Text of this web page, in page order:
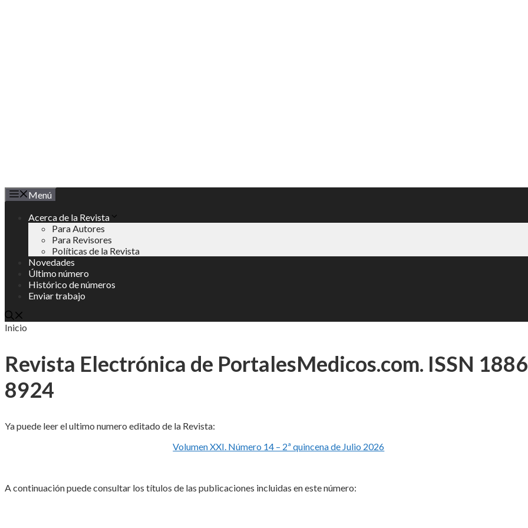
Menú
Acerca de la Revista
Para Autores
Para Revisores
Políticas de la Revista
Novedades
Último número
Histórico de números
Enviar trabajo
Inicio
Revista Electrónica de PortalesMedicos.com. ISSN
8924
Ya puede leer el ultimo numero editado de la Revista:
Volumen XXI. Número 14 – 2ª quincena de Julio 2026
A continuación puede consultar los títulos de las publicaciones incluidas en este número: